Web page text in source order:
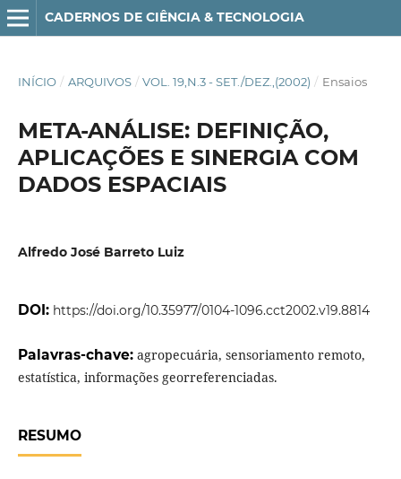
CADERNOS DE CIÊNCIA & TECNOLOGIA
INÍCIO / ARQUIVOS / VOL. 19,N.3 - SET./DEZ.,(2002) / Ensaios
META-ANÁLISE: DEFINIÇÃO,
APLICAÇÕES E SINERGIA COM
DADOS ESPACIAIS
Alfredo José Barreto Luiz
DOI: https://doi.org/10.35977/0104-1096.cct2002.v19.8814
Palavras-chave: agropecuária, sensoriamento remoto,
estatística, informações georreferenciadas.
RESUMO